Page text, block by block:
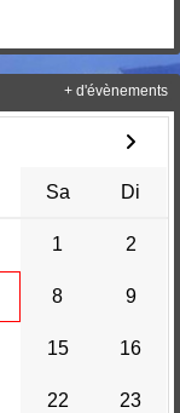
Sa Di
1 2
8 9
15 16
22 23
+ d'évènements